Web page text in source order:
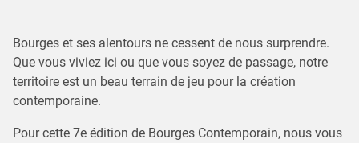
Bourges et ses alentours ne cessent de nous surprendre.
Que vous viviez ici ou que vous soyez de passage, notre
territoire est un beau terrain de jeu pour la création
contemporaine.
Pour cette 7e édition de Bourges Contemporain, nous vous